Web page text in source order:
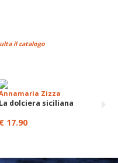
il catalogo
Zizza
La dolciera siciliana
€ 17.90